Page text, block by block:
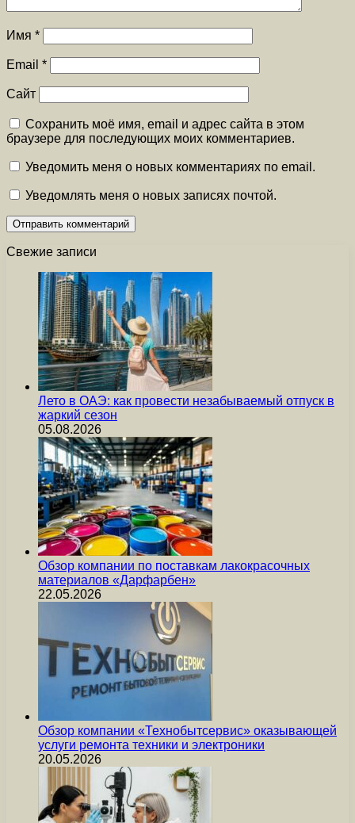
Имя *
Email *
Сайт
Сохранить моё имя, email и адрес сайта в этом
браузере для последующих моих комментариев.
Уведомить меня о новых комментариях по email.
Уведомлять меня о новых записях почтой.
Свежие записи
Лето в ОАЭ: как провести незабываемый отпуск в
жаркий сезон
05.08.2026
Обзор компании по поставкам лакокрасочных
материалов «Дарфарбен»
22.05.2026
Обзор компании «Технобытсервис» оказывающей
услуги ремонта техники и электроники
20.05.2026